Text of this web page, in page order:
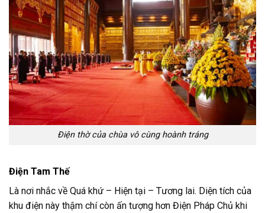
Điện thờ của chùa vô cùng hoành tráng
Điện Tam Thế
Là nơi nhắc về Quá khứ – Hiện tại – Tương lai. Diện tích của
khu điện này thậm chí còn ấn tượng hơn Điện Pháp Chủ khi